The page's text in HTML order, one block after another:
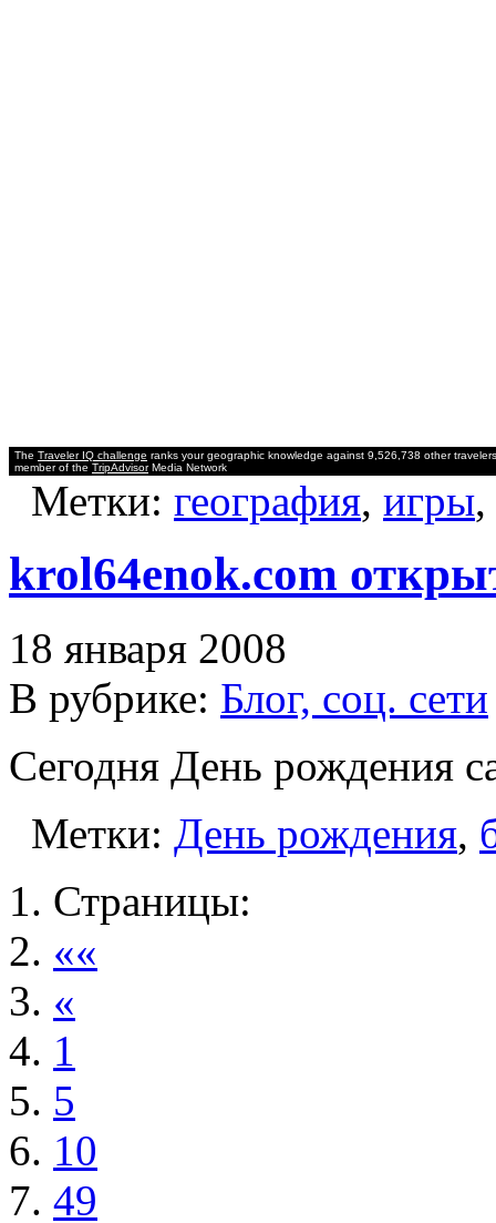
The Traveler IQ challenge ranks your geographic knowledge against 9,526,738 other
member of the TripAdvisorMedia Network
Метки: география, игры,
krol64enok.com
18 января 2008
В рубрике: Блог, соц. сети
Сегодня День рождения
Метки: День рождения,
Страницы:
««
«
1
5
10
49